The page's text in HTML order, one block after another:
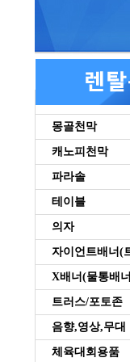
몽골천막
캐노피천막
파라솔
테이블
의자
자이언트배너(
X배너(물통배
트러스/포토존
음향,영상,무대
체육대회용품